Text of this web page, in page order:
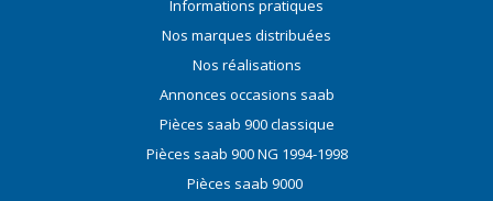
Informations pratiques
Nos marques distribuées
Nos réalisations
Annonces occasions saab
Pièces saab 900 classique
Pièces saab 900 NG 1994-1998
Pièces saab 9000